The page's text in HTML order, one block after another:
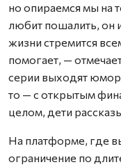
но опираемся мы на
любит пошалить, он
жизни стремится
помогает, —
серии выходят
то — с открытым
целом, дети
На платформе, где
ограничение по